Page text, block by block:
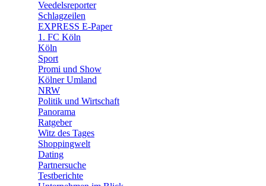
🛒 Shoppingwelt
Veedelsreporter
Schlagzeilen
EXPRESS E-Paper
1. FC Köln
Köln
Sport
Promi und Show
Kölner Umland
NRW
Politik und Wirtschaft
Panorama
Ratgeber
Witz des Tages
Shoppingwelt
Dating
Partnersuche
Testberichte